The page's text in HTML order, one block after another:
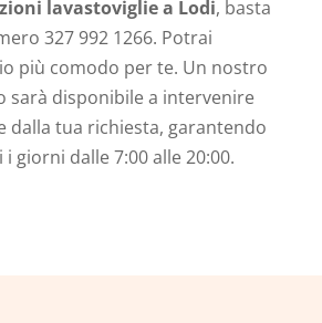
lavastoviglie a Lodi, basta
327 992 1266. Potrai
più comodo per te. Un nostro
sarà disponibile a intervenire
dalla tua richiesta, garantendo
giorni dalle 7:00 alle 20:00.